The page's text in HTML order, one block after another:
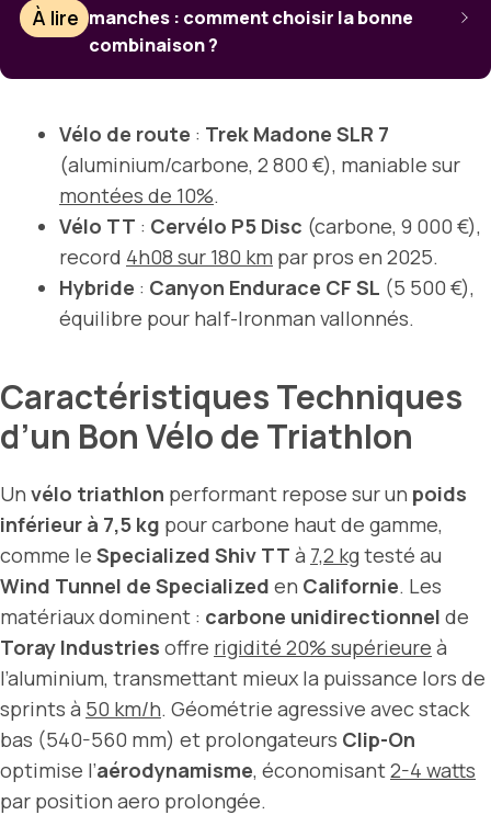
À lire manches : comment choisir la bonne
combinaison ?
Vélo de route : Trek Madone SLR 7
(aluminium/carbone, 2 800 €), maniable sur
montées de 10%.
Vélo TT : Cervélo P5 Disc (carbone, 9 000 €),
record 4h08 sur 180 km par pros en 2025.
Hybride : Canyon Endurace CF SL (5 500 €),
équilibre pour half-Ironman vallonnés.
Caractéristiques Techniques
d’un Bon Vélo de Triathlon
Un vélo triathlon performant repose sur un poids
inférieur à 7,5 kg pour carbone haut de gamme,
comme le Specialized Shiv TT à 7,2 kgtesté au
Wind Tunnel de Specialized en Californie. Les
matériaux dominent : carbone unidirectionnel de
Toray Industries offre rigidité 20% supérieure à
l’aluminium, transmettant mieux la puissance lors de
sprints à 50 km/h. Géométrie agressive avec stack
bas (540-560 mm) et prolongateurs Clip-On
optimise l’aérodynamisme, économisant2-4 watts
par position aero prolongée.